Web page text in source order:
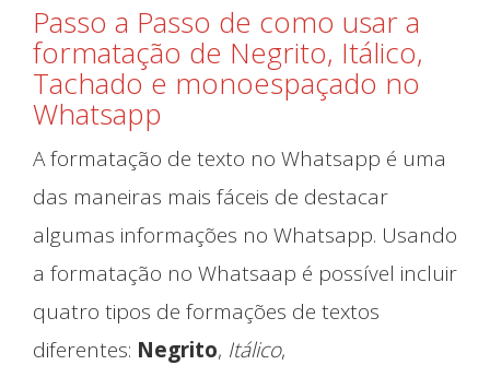
Passo a Passo de como usar a
formatação de Negrito, Itálico,
Tachado e monoespaçado no
Whatsapp
A formatação de texto no Whatsapp é uma
das maneiras mais fáceis de destacar
algumas informações no Whatsapp. Usando
a formatação no Whatsaap é possível incluir
quatro tipos de formações de textos
diferentes: Negrito, Itálico,